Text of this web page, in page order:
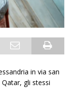
in via san
gli stessi